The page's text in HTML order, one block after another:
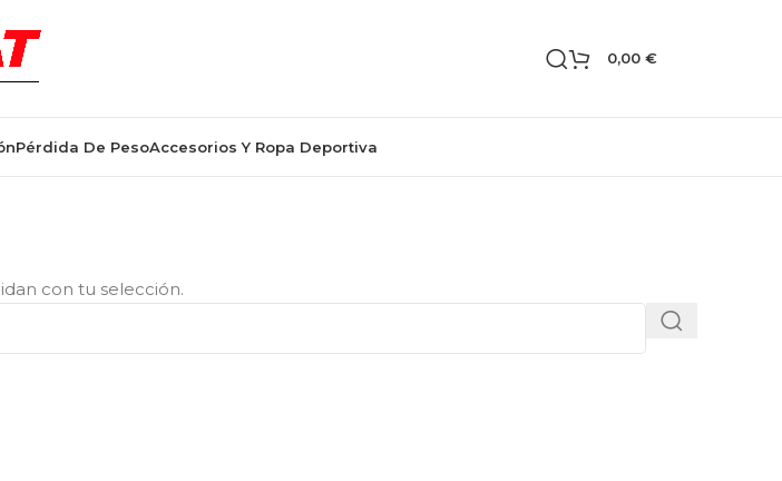
0,00 €
Pérdida De PesoAccesorios Y Ropa Deportiva
con tu selección.